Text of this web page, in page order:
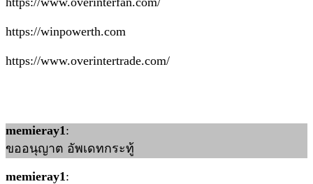
https://winpowerth.com
https://www.overintertrade.com/
memieray1:
ขออนุญาต อัพเดทกระทู้
memieray1: